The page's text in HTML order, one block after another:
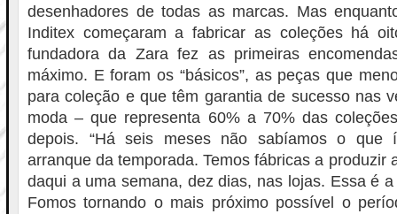
desenhadores de todas as marcas. Mas
Inditex começaram a fabricar as coleções há
fundadora da Zara fez as primeiras
máximo. E foram os “básicos”, as peças que
para coleção e que têm garantia de sucesso nas
moda – que representa 60% a 70% das
depois. “Há seis meses não sabíamos o que
arranque da temporada. Temos fábricas a produzir
daqui a uma semana, dez dias, nas lojas. Essa é
Fomos tornando o mais próximo possível o